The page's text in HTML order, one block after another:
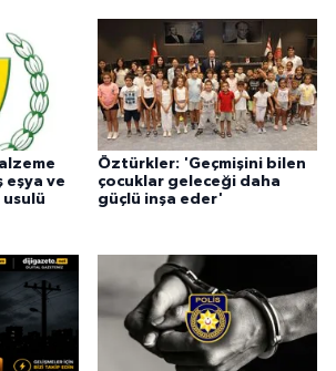
eşya ve
Öztürkler: 'Geçmişini bilen
çocuklar geleceği daha
güçlü inşa eder'